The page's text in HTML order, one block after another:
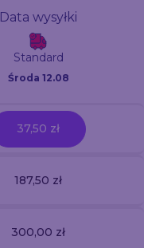
Data wysyłki
Standard
Środa 12.08
37,50 zł
187,50 zł
300,00 zł